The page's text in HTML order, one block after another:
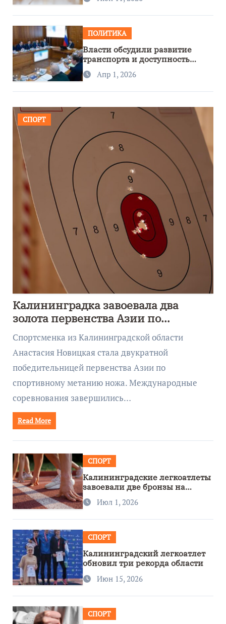
ПОЛИТИКА
Власти обсудили развитие
транспорта и доступность
региона
Апр 1, 2026
СПОРТ
Калининградка завоевала два
золота первенства Азии по
метанию ножа
Спортсменка из Калининградской области
Анастасия Новицкая стала двукратной
победительницей первенства Азии по
спортивному метанию ножа. Международные
соревнования завершились…
Read More
СПОРТ
Калининградские легкоатлеты
завоевали две бронзы на
первенстве России
Июл 1, 2026
СПОРТ
Калининградский легкоатлет
обновил три рекорда области
Июн 15, 2026
СПОРТ